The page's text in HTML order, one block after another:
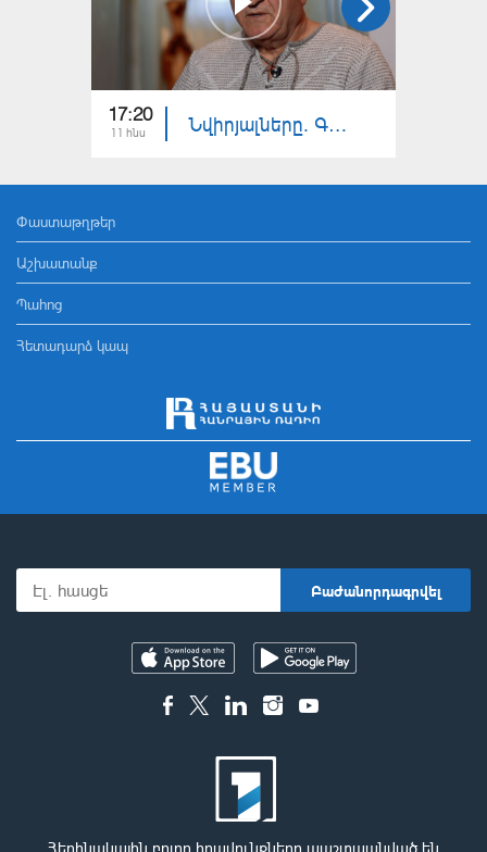
17:20
11 հնս Նվիրյալները. Գագիկ Գասպարյան
Փաստաթղթեր
Աշխատանք
Պահոց
Հետադարձ կապ
Հեղինակային բոլոր իրավունքները պաշտպանված են